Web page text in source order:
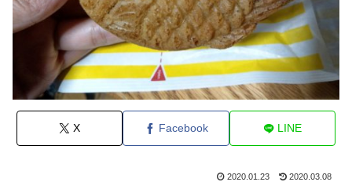
X Facebook LINE
2020.01.23 2020.03.08